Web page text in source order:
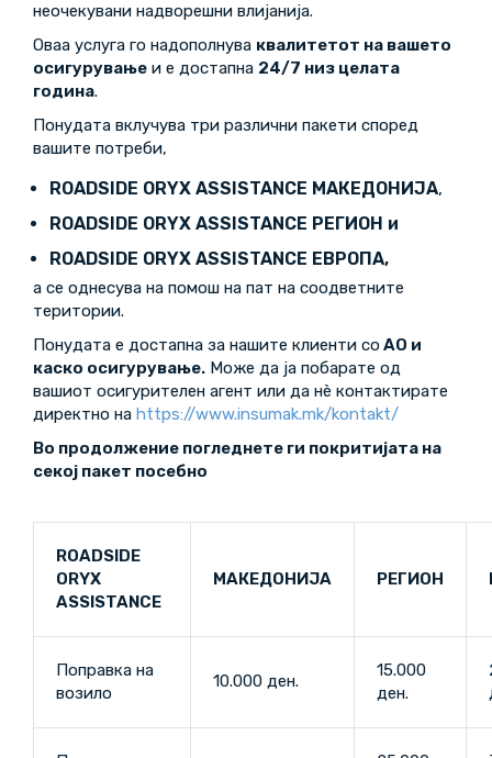
неочекувани надворешни влијанија.
Оваа услуга го надополнува квалитетот на вашето
осигурување и е достапна 24/7 низ целата
година.
Понудата вклучува три различни пакети според
вашите потреби,
ROADSIDE ORYX ASSISTANCE МАКЕДОНИЈА,
ROADSIDE ORYX ASSISTANCE РЕГИОН и
ROADSIDE ORYX ASSISTANCE ЕВРОПА,
а се однесува на помош на пат на соодветните
територии.
Понудата е достапна за нашите клиенти соАО и
каско осигурување. Може да ја побарате од
вашиот осигурителен агент или да нè контактирате
директно на https://www.insumak.mk/kontakt/
Во продолжение погледнете ги покритијата на
секој пакет посебно
ROADSIDE
ORYX
ASSISTANCE
МАКЕДОНИЈА РЕГИОН
Поправка на
возило
10.000 ден.
15.000
ден.